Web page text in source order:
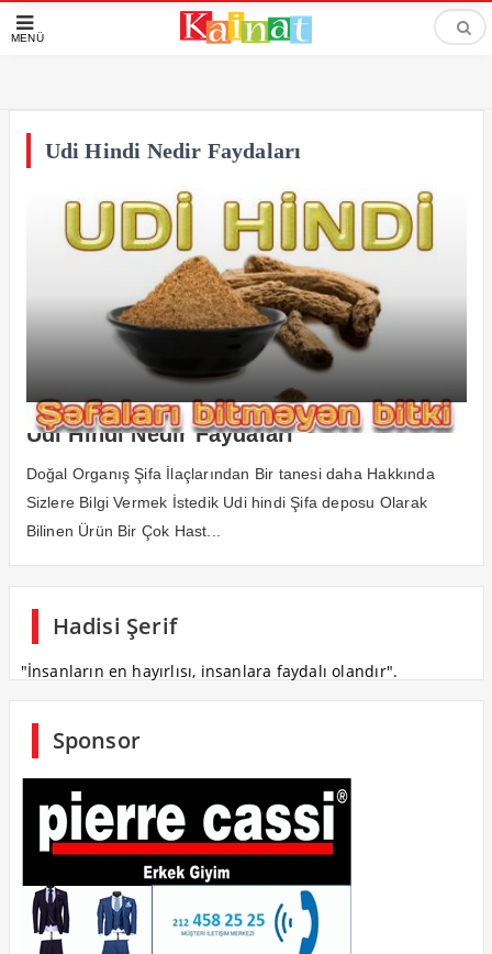
MENÜ
Udi Hindi Nedir Faydaları
Udi Hindi Nedir Faydaları
Doğal Organış Şifa İlaçlarından Bir tanesi daha Hakkında
Sizlere Bilgi Vermek İstedik Udi hindi Şifa deposu Olarak
Bilinen Ürün Bir Çok Hast...
Hadisi Şerif
"İnsanların en hayırlısı, insanlara faydalı olandır".
Sponsor